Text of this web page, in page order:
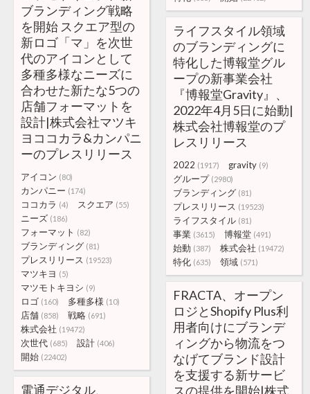
ブランディング戦略
を開始 スクエア型の
新ロゴ「マ」を次世
代のアイコンとして
多種多様なニーズに
合わせた新たな5つの
店舗フォーマットを
設計|株式会社マツキ
ヨココカラ&カンパニ
ーのプレスリリース
アイコン (80)
カンパニー (174)
ココカラ (4) スクエア (55)
ニーズ (186)
フォーマット (82)
ブランディング (81)
プレスリリース (19523)
マツキヨ (5)
マツモトキヨシ (9)
ロゴ (160) 多種多様 (10)
店舗 (858) 戦略 (691)
株式会社 (19472)
次世代 (685) 設計 (406)
開始 (22402)
ライフスタイル領域
のブランディングに
特化した博報堂グル
ープの新事業会社
『博報堂Gravity』、
2022年4月5日に始動|
株式会社博報堂のプ
レスリリース
2022 (1917) gravity (9)
グループ (2980)
ブランディング (81)
プレスリリース (19523)
ライフスタイル (81)
事業 (3615) 博報堂 (491)
始動 (387) 株式会社 (19472)
特化 (635) 領域 (571)
FRACTA、オープン
ロジとShopify Plus利
用者向けにブランデ
ィングから物流をつ
なげてブランド設計
を支援する新サービ
スの提供を開始|株式
電通デジタル、